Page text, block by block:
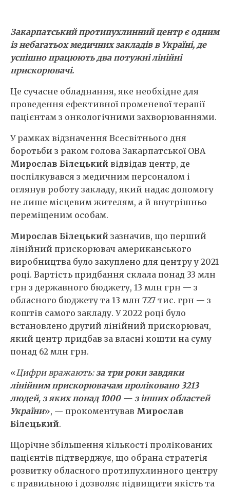
Закарпатський протипухлинний центр є одним
із небагатьох медичних закладів в Україні, де
успішно працюють два потужні лінійні
прискорювачі.
Це сучасне обладнання, яке необхідне для
проведення ефективної променевої терапії
пацієнтам з онкологічними захворюваннями.
У рамках відзначення Всесвітнього дня
боротьби з раком голова Закарпатської ОВА
Мирослав Білецький відвідав центр, де
поспілкувався з медичним персоналом і
оглянув роботу закладу, який надає допомогу
не лише місцевим жителям, а й внутрішньо
переміщеним особам.
Мирослав Білецький зазначив, що перший
лінійний прискорювач американського
виробництва було закуплено для центру у 2021
році. Вартість придбання склала понад 33 млн
грн з державного бюджету, 13 млн грн — з
обласного бюджету та 13 млн 727 тис. грн — з
коштів самого закладу. У 2022 році було
встановлено другий лінійний прискорювач,
який центр придбав за власні кошти на суму
понад 62 млн грн.
«Цифри вражають:за три роки завдяки
лінійним прискорювачам проліковано 3213
людей, з яких понад 1000 — з інших областей
України», — прокоментував Мирослав
Білецький.
Щорічне збільшення кількості пролікованих
пацієнтів підтверджує, що обрана стратегія
розвитку обласного протипухлинного центру
є правильною і дозволяє підвищити якість та